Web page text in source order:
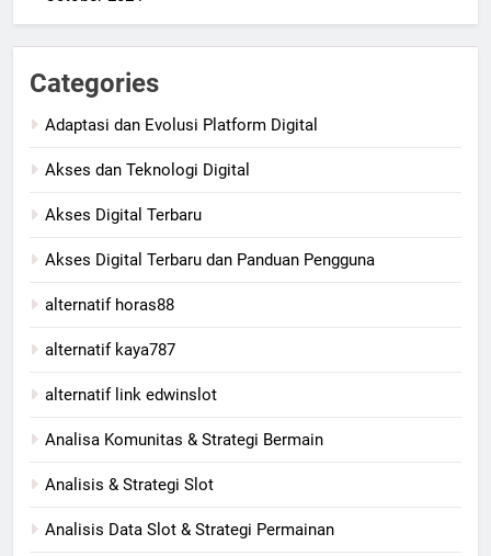
Categories
Adaptasi dan Evolusi Platform Digital
Akses dan Teknologi Digital
Akses Digital Terbaru
Akses Digital Terbaru dan Panduan Pengguna
alternatif horas88
alternatif kaya787
alternatif link edwinslot
Analisa Komunitas & Strategi Bermain
Analisis & Strategi Slot
Analisis Data Slot & Strategi Permainan